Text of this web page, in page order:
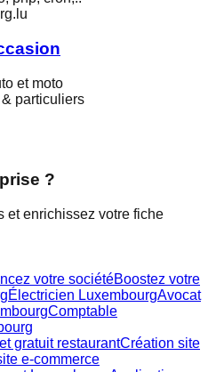
et moto
particuliers
?
et enrichissez votre fiche
votre sociétéBoostez votre
Électricien LuxembourgAvocat
Comptable
gratuit restaurantCréation site
e-commerce